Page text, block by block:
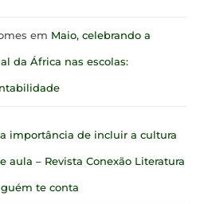
em Maio, celebrando a
da África nas escolas:
importância de incluir a cultura
aula – Revista Conexão Literatura
te conta